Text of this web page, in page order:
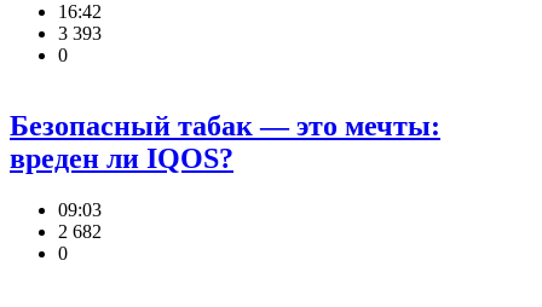
16:42
3 393
0
Безопасный табак — это мечты:
вреден ли IQOS?
09:03
2 682
0